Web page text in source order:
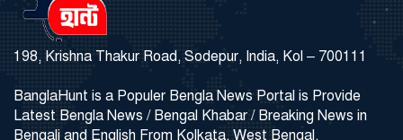
198, Krishna Thakur Road, Sodepur, India, Kol – 700111
BanglaHunt is a Populer Bengla News Portal is Provide
Latest Bengla News / Bengal Khabar / Breaking News in
Bengali and English From Kolkata, West Bengal.